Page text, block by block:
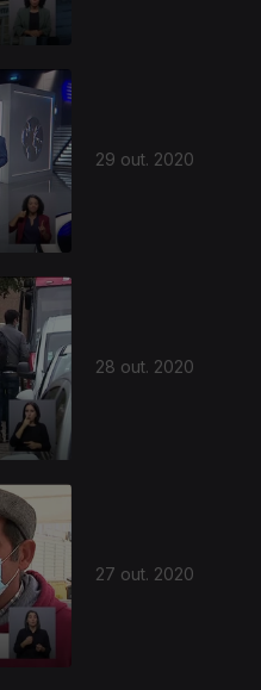
29 out. 2020
28 out. 2020
27 out. 2020